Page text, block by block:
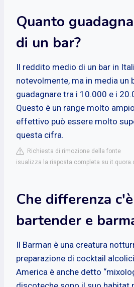
Quanto
di un bar?
Il reddito medio di un bar in
notevolmente, ma in media un
guadagnare tra i 10.000 e i
Questo è un range molto
effettivo può essere molto
questa cifra.
Richiesta di rimozione della fonte
isualizza la risposta completa su
Che differenza
bartender e
Il Barman è una creatura
preparazione di cocktail
America è anche detto